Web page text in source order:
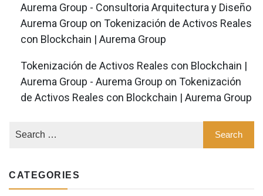
Aurema Group - Consultoria Arquitectura y Diseño
Aurema Group on Tokenización de Activos Reales
con Blockchain | Aurema Group
Tokenización de Activos Reales con Blockchain |
Aurema Group - Aurema Group on Tokenización
de Activos Reales con Blockchain | Aurema Group
CATEGORIES